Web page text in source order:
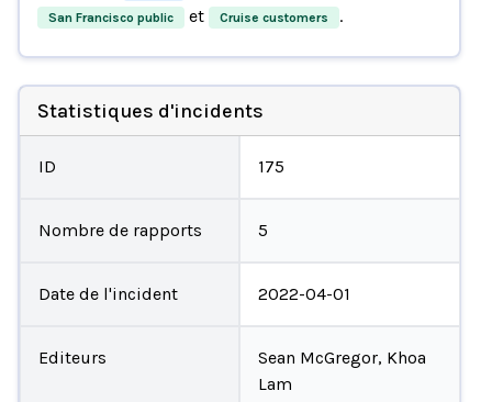
San Francisco public et Cruise customers .
Statistiques d'incidents
ID 175
Nombre de rapports 5
Date de l'incident 2022-04-01
Editeurs
Sean McGregor, Khoa
Lam